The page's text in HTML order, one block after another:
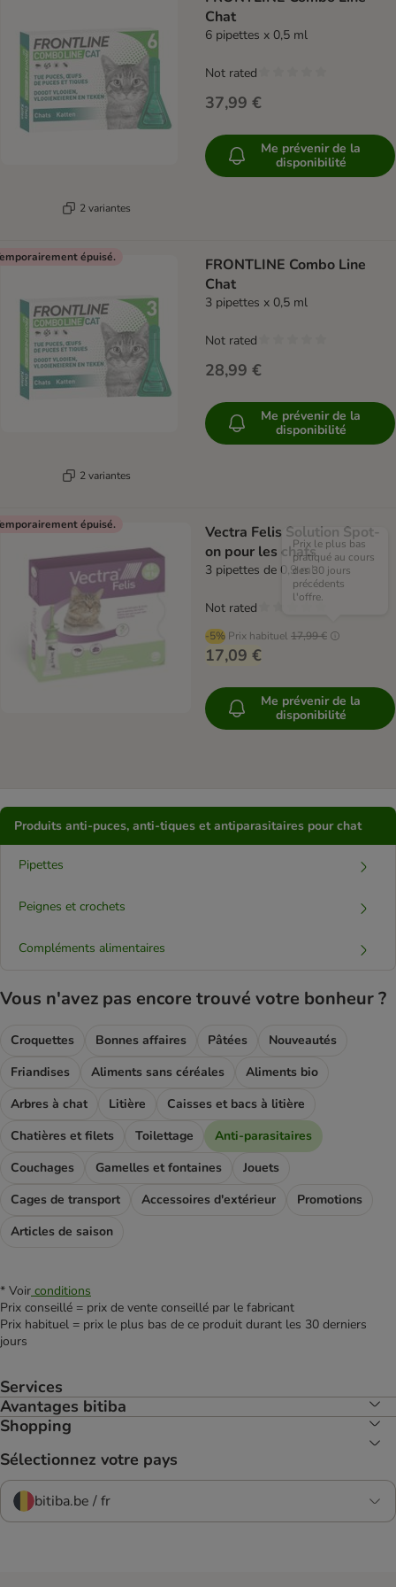
2 variantes
Chat
6 pipettes x 0,5 ml
37,99 €
Not rated
Me prévenir de la
disponibilité
épuisé.
2 variantes
FRONTLINE Combo Line
Chat
3 pipettes x 0,5 ml
28,99 €
Not rated
Me prévenir de la
disponibilité
épuisé.
Vectra Felis Solution Spot-
on pour les chats
3 pipettes de 0,9 ml
-5% Prix habituel 17,99 €
Prix le plus bas
pratiqué au cours
des 30 jours
précédents
l'offre.
17,09 €
Not rated
Me prévenir de la
disponibilité
Produits anti-puces, anti-tiques et antiparasitaires pour chat
Pipettes
Peignes et crochets
Compléments alimentaires
Vous n'avez pas encore trouvé votre bonheur ?
Croquettes Bonnes affaires Pâtées
Nouveautés
Friandises
Aliments sans céréales
Aliments bio
Arbres à chat
Litière
Caisses et bacs à litière
Chatières et filets
Toilettage
Anti-parasitaires
Couchages
Gamelles et fontaines
Jouets
Cages de transport
Accessoires d'extérieur
Promotions
Articles de saison
* Voir conditions
Prix conseillé = prix de vente conseillé par le fabricant
Prix habituel = prix le plus bas de ce produit durant les 30 derniers
jours
Services
Avantages bitiba
Shopping
Sélectionnez votre pays
bitiba.be / fr